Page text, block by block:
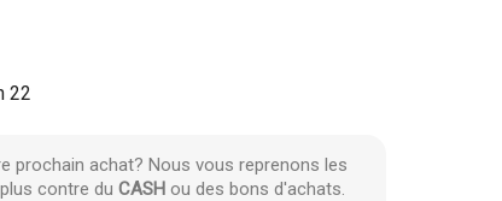
22
prochain achat? Nous vous reprenons les
contre du CASH ou des bons d'achats.